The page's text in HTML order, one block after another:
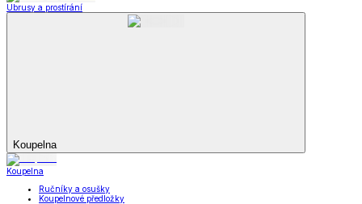
Ubrusy a prostírání
Koupelna
Koupelna
Ručníky a osušky
Koupelnové předložky